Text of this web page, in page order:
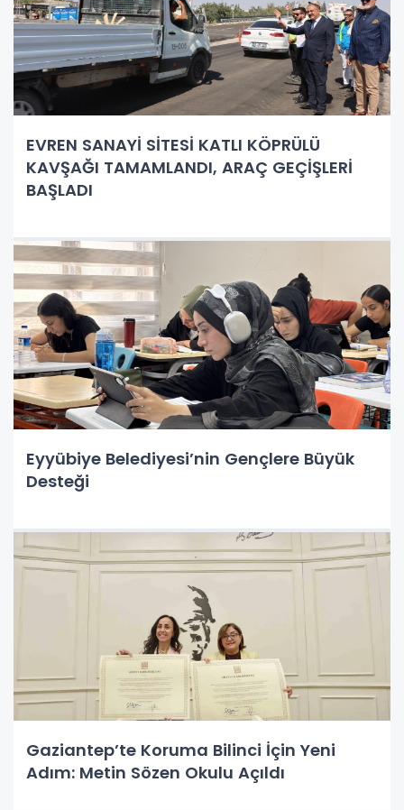
EVREN SANAYİ SİTESİ KATLI KÖPRÜLÜ
KAVŞAĞI TAMAMLANDI, ARAÇ GEÇİŞLERİ
BAŞLADI
Eyyübiye Belediyesi’nin Gençlere Büyük
Desteği
Gaziantep’te Koruma Bilinci İçin Yeni
Adım: Metin Sözen Okulu Açıldı